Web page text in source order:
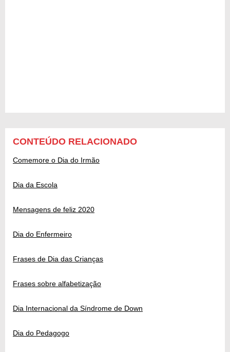
CONTEÚDO RELACIONADO
Comemore o Dia do Irmão
Dia da Escola
Mensagens de feliz 2020
Dia do Enfermeiro
Frases de Dia das Crianças
Frases sobre alfabetização
Dia Internacional da Síndrome de Down
Dia do Pedagogo